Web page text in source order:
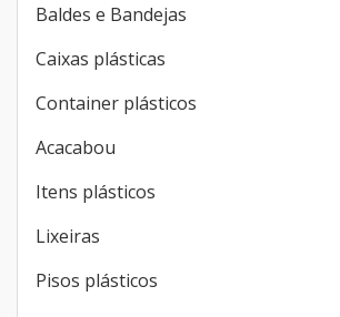
Baldes e Bandejas
Caixas plásticas
Container plásticos
Acacabou
Itens plásticos
Lixeiras
Pisos plásticos